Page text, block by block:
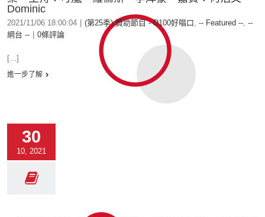
Dominic
2021/11/06 18:00:04 (第25季) 贊助節目 - D100好唱口, -- Featured --, --
網台 --
0條評論
[...]
進一步了解
30
10, 2021